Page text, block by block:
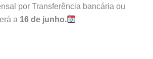
por Transferência bancária ou
a 16 de junho.